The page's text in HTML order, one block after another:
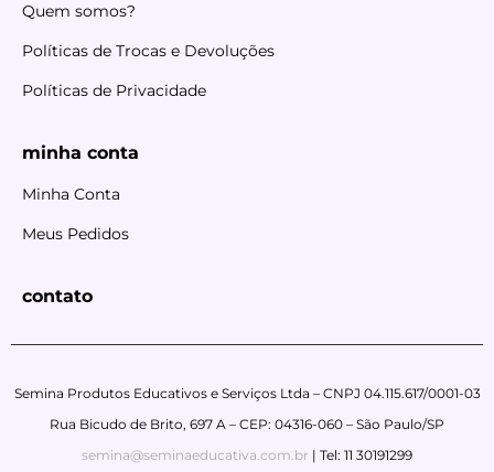
Quem somos?
Políticas de Trocas e Devoluções
Políticas de Privacidade
minha conta
Minha Conta
Meus Pedidos
contato
Semina Produtos Educativos e Serviços Ltda – CNPJ 04.115.617/0001-03
Rua Bicudo de Brito, 697 A – CEP: 04316-060 – São Paulo/SP
semina@seminaeducativa.com.br | Tel: 11 30191299